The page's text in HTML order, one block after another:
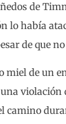
de
lo había
de que
de un
violación
camino